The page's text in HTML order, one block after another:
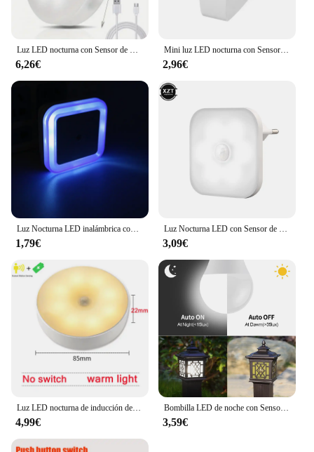
Luz LED nocturna con Sensor de movimiento, lámpara de noche recargable por USB para cocina, armario, escalera, armario, 3 uds.
6,26€
Mini luz LED nocturna con Sensor de movimiento PIR, lámpara nocturna de 3 modos, luces de noche para dormitorio, enchufe europeo para armario, pasillo y baño
2,96€
Luz Nocturna LED inalámbrica con Sensor, Mini lámpara de luz nocturna con enchufe europeo para decoración de habitación de niños y dormitorio
1,79€
Luz Nocturna LED con Sensor de movimiento inteligente, lámpara de noche inalámbrica para niños, mesita de noche, dormitorio, enchufe de EE. UU./UE
3,09€
Luz LED nocturna de inducción de cuerpo humano, lámpara con Sensor inteligente, carga USB, mesita de noche, dormitorio, hogar, pasillo, Mini lámpara de pared, 8LED
4,99€
Bombilla LED de noche con Sensor de luz, lámpara inteligente, interruptor de encendido/apagado automático, porche, escaleras, jardín, decoración del hogar, 15W, E27
3,59€